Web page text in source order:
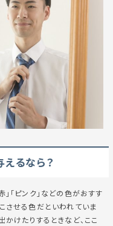
るなら？
「ピンク」などの色がおすす
させる色だといわれていま
けたりするときなど、ここ